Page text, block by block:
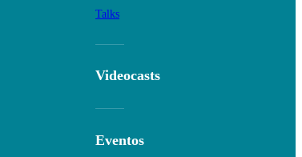
Talks
Videocasts
Eventos